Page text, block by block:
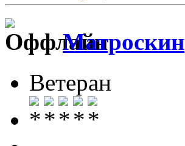
Матроскин
Ветеран